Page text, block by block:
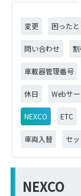
変更 困った
問い合わせ 割
車載器管理番号
休日 Webサ
NEXCO ETC
車両入替 セ
NEXCO